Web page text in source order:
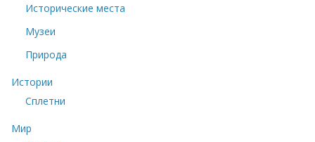
Исторические места
Музеи
Природа
Истории
Сплетни
Мир